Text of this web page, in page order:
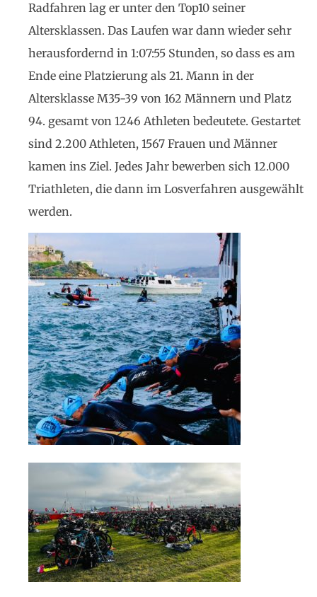
Radfahren lag er unter den Top10 seiner
Altersklassen. Das Laufen war dann wieder sehr
herausfordernd in 1:07:55 Stunden, so dass es am
Ende eine Platzierung als 21. Mann in der
Altersklasse M35-39 von 162 Männern und Platz
94. gesamt von 1246 Athleten bedeutete. Gestartet
sind 2.200 Athleten, 1567 Frauen und Männer
kamen ins Ziel. Jedes Jahr bewerben sich 12.000
Triathleten, die dann im Losverfahren ausgewählt
werden.